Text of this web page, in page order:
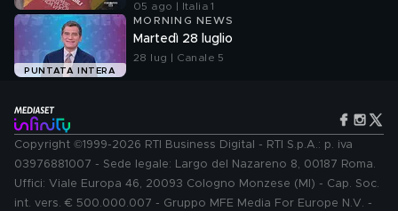
05 ago | Italia 1
PUNTATA INTERA
MORNING NEWS
Martedì 28 luglio
28 lug | Canale 5
Copyright ©1999-2026 RTI Business Digital - RTI S.p.A.: p. iva
03976881007 - Sede legale: Largo del Nazareno 8, 00187 Roma.
Uffici: Viale Europa 46, 20093 Cologno Monzese (MI) - Cap. Soc.
int. vers. € 500.000.007 - Gruppo MFE Media For Europe N.V. -